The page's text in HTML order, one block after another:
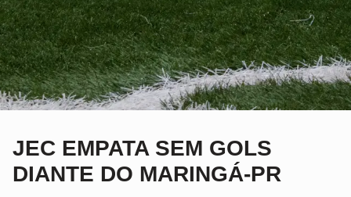
JEC EMPATA SEM GOLS
DIANTE DO MARINGÁ-PR